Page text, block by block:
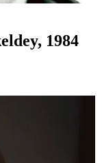
1984